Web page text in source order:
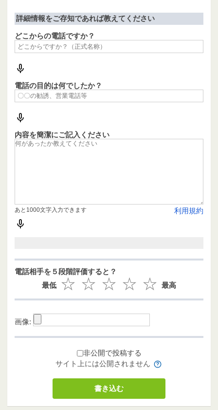
詳細情報をご存知であれば教えてください
どこからの電話ですか？
電話の目的は何でしたか？
内容を簡潔にご記入ください
利用規約
あと1000文字入力できます
電話相手を５段階評価すると？
最低
最高
画像:
非公開で投稿する
サイト上には公開されません